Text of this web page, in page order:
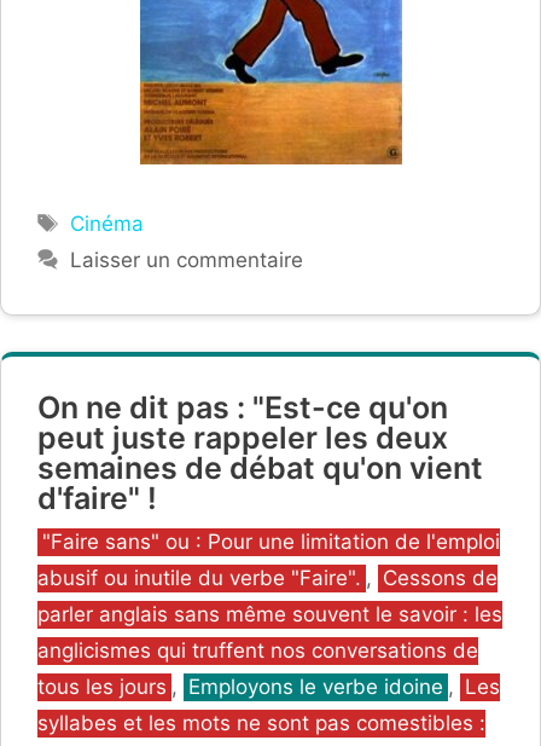
Étiquettes
Cinéma
Laisser un commentaire
On ne dit pas : "Est-ce qu'on
peut juste rappeler les deux
semaines de débat qu'on vient
d'faire" !
Catégories
"Faire sans" ou : Pour une limitation de l'emploi
abusif ou inutile du verbe "Faire". , Cessons de
parler anglais sans même souvent le savoir : les
anglicismes qui truffent nos conversations de
tous les jours , Employons le verbe idoine , Les
syllabes et les mots ne sont pas comestibles :